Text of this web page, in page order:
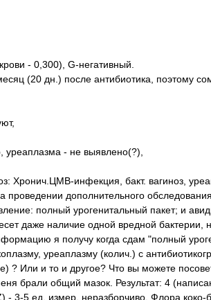
- 0,300), G-негативный.
(20 дн.) после антибиотика, поэтому
- не выявлено(?),
Хронич.ЦМВ-инфекция, бакт. вагиноз,
проведении дополнительного
полный урогенитальный пакет; и
даже наличие одной вредной бактерии,
я получу когда сдам "полный
уреаплазму (колич.) с
? Или и то и другое? Что вы можете
брали общий мазок. Результат: 4
- 3-5 ед. измер. неразборчиво. Флора коко-